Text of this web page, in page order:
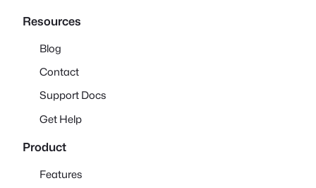
Resources
Blog
Contact
Support Docs
Get Help
Product
Features